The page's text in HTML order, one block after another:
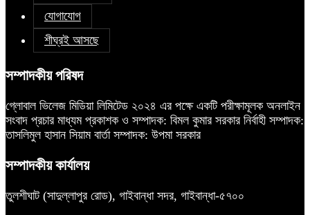
যোগাযোগ
শীঘ্রই আসছে
সম্পাদকীয় পরিষদ
গ্লোবাল ভিলেজ মিডিয়া লিমিটেড ২০২৪ এর পক্ষে একটি পরীক্ষামূলক অনলাইন
সংবাদ প্রচার মাধ্যম প্রকাশক ও সম্পাদক: বিমল কুমার সরকার নির্বাহী সম্পাদক:
তাসলিমুল হাসান সিয়াম বার্তা সম্পাদক: উপমা সরকার
সম্পাদকীয় কার্যালয়
তুলশীঘাট (সাদুল্লাপুর রোড), গাইবান্ধা সদর, গাইবান্ধা-৫৭০০